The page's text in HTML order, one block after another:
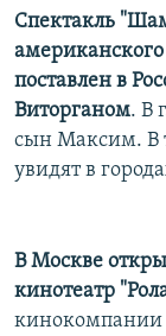
Спектакль
поставлен в
Виторганом. В
сын Максим. В
увидят в
В Москве
кинотеатр
кинокомпании